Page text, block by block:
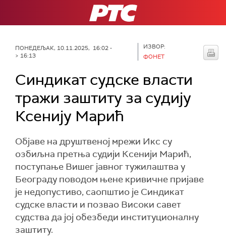
РТС
ПОНЕДЕЉАК, 10.11.2025, 16:02 -
> 16:13
ИЗВОР:
ФОНЕТ
Синдикат судске власти
тражи заштиту за судију
Ксенију Марић
Објаве на друштвеној мрежи Икс су
озбиљнa претњa судији Ксенији Марић,
поступање Вишег јавног тужилаштва у
Београду поводом њене кривичне пријаве
је недопустиво, саопштио је Синдикат
судске власти и позвао Високи савет
судства да јој обезбеди институционалну
заштиту.